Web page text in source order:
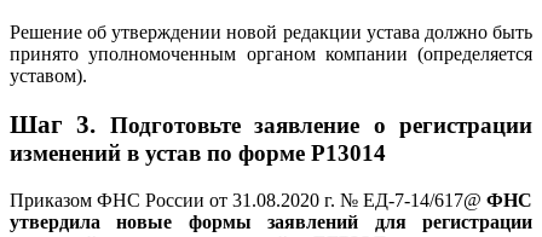
Решение об утверждении новой редакции устава должно быть
принято уполномоченным органом компании (определяется
уставом).
Шаг 3. Подготовьте заявление о регистрации
изменений в устав по форме Р13014
Приказом ФНС России от 31.08.2020 г. № ЕД-7-14/617@ ФНС
утвердила новые формы заявлений для регистрации